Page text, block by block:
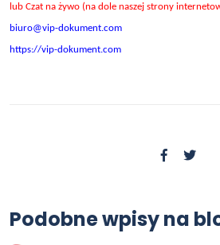
lub Czat na żywo (na dole naszej strony
biuro@vip-dokument.com
https://vip-dokument.com
Podobne wpisy na